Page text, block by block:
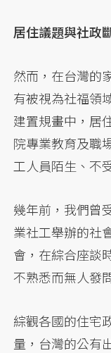
居住議題與社政
然而，在台灣的
有被視為社福領
建置規畫中，居
院專業教育及職
工人員陌生、不
幾年前，我們曾
業社工舉辦的社
會，在綜合座談
不熟悉而無人發
綜觀各國的住宅
量，台灣的公有